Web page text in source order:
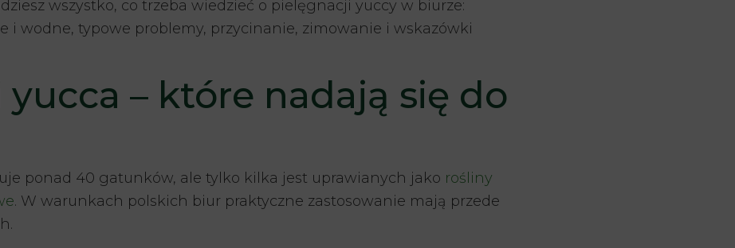
wszystko, co trzeba wiedzieć o pielęgnacji yuccy w biurze:
i wodne, typowe problemy, przycinanie, zimowanie i wskazówki
– które nadają się do
ponad 40 gatunków, ale tylko kilka jest uprawianych jako rośliny
. W warunkach polskich biur praktyczne zastosowanie mają przede